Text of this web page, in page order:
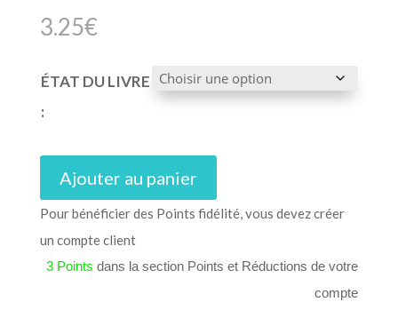
3.25€
ÉTAT DU LIVRE
:
Ajouter au panier
Pour bénéficier des Points fidélité, vous devez créer
un compte client
3 Points dans la section Points et Réductions de votre
compte